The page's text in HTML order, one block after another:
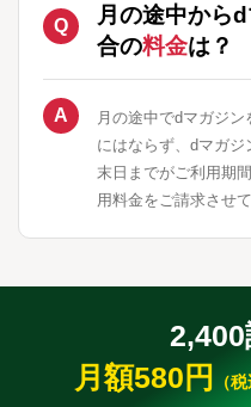
月の途中から
合の料金は？
月の途中でdマガジ
にはならず、dマガジ
末日までがご利用期
用料金をご請求させ
月額580円
（税